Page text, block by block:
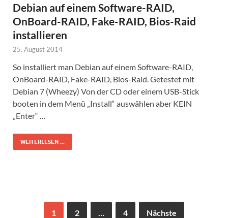
Debian auf einem Software-RAID,
OnBoard-RAID, Fake-RAID, Bios-Raid
installieren
25. August 2014
So installiert man Debian auf einem Software-RAID,
OnBoard-RAID, Fake-RAID, Bios-Raid. Getestet mit
Debian 7 (Wheezy) Von der CD oder einem USB-Stick
booten in dem Menü „Install“ auswählen aber KEIN
„Enter“ …
WEITERLESEN ...
1 2 4 Nächste